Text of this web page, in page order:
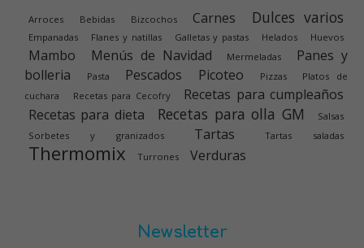
Arroces Bebidas Bizcochos Carnes Dulces varios
Empanadas Flanes y natillas Galletas y pastas Helados Huevos
Mambo Menús de Navidad Mermeladas
Panes y
bolleria
Pasta Pescados Picoteo Pizzas
Platos de
cuchara
Recetas para Cecofry
Recetas para cumpleaños
Recetas para dieta
Recetas para olla GM
Salsas
Sorbetes y granizados
Tartas Tartas saladas
Thermomix Turrones Verduras
Newsletter